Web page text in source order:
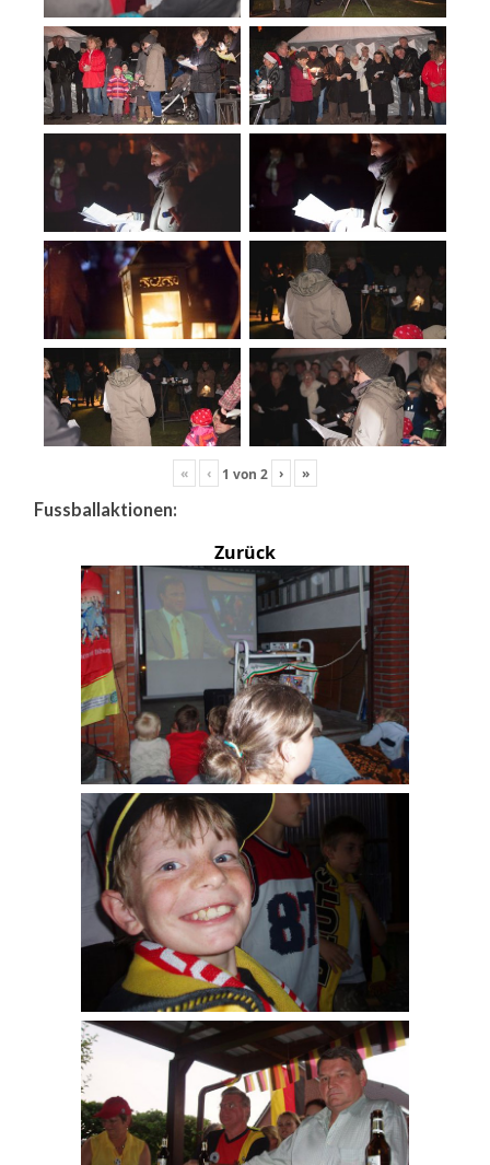
« ‹ 1 von 2 › »
Fussballaktionen:
Zurück